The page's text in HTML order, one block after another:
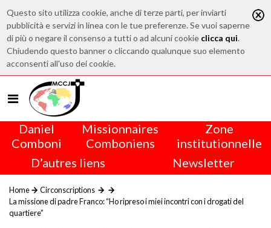
Questo sito utilizza cookie, anche di terze parti, per inviarti
pubblicità e servizi in linea con le tue preferenze. Se vuoi saperne
di più o negare il consenso a tutti o ad alcuni cookie clicca qui.
Chiudendo questo banner o cliccando qualunque suo elemento
acconsenti all'uso dei cookie.
Daniel
Comboni
Missionnaires
Comboniens
Zone
institutionnelle
D’autres liens
Newsletter
Home
Circonscriptions
La missione di padre Franco: “Ho ripreso i miei incontri con i drogati del
quartiere”